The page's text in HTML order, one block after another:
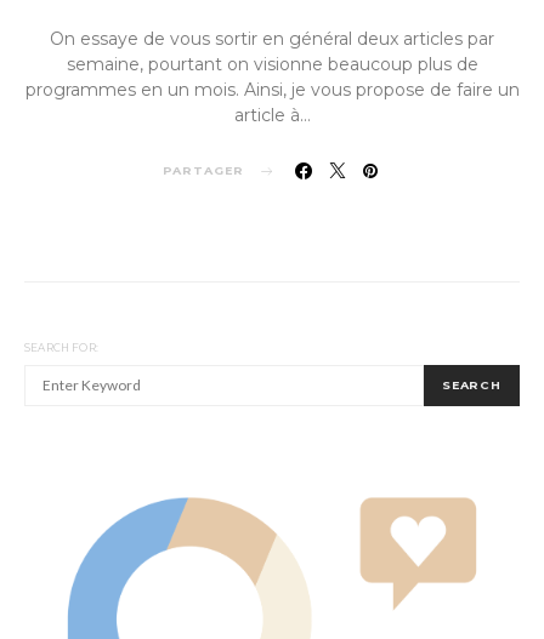
On essaye de vous sortir en général deux articles par
semaine, pourtant on visionne beaucoup plus de
programmes en un mois. Ainsi, je vous propose de faire un
article à…
PARTAGER
SEARCH FOR:
SEARCH